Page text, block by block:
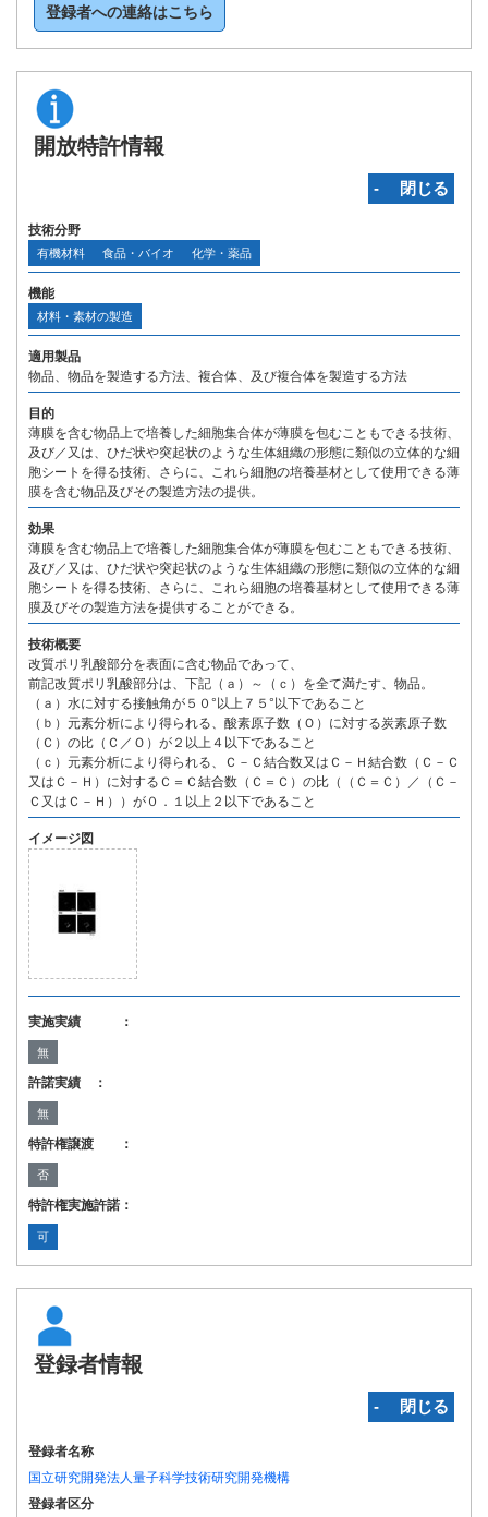
登録者への連絡はこちら
開放特許情報
‐ 閉じる
技術分野
有機材料 食品・バイオ 化学・薬品
機能
材料・素材の製造
適用製品
物品、物品を製造する方法、複合体、及び複合体を製造する方法
目的
薄膜を含む物品上で培養した細胞集合体が薄膜を包むこともできる技術、
及び／又は、ひだ状や突起状のような生体組織の形態に類似の立体的な細
胞シートを得る技術、さらに、これら細胞の培養基材として使用できる薄
膜を含む物品及びその製造方法の提供。
効果
薄膜を含む物品上で培養した細胞集合体が薄膜を包むこともできる技術、
及び／又は、ひだ状や突起状のような生体組織の形態に類似の立体的な細
胞シートを得る技術、さらに、これら細胞の培養基材として使用できる薄
膜及びその製造方法を提供することができる。
技術概要
改質ポリ乳酸部分を表面に含む物品であって、
前記改質ポリ乳酸部分は、下記（ａ）～（ｃ）を全て満たす、物品。
（ａ）水に対する接触角が５０°以上７５°以下であること
（ｂ）元素分析により得られる、酸素原子数（Ｏ）に対する炭素原子数
（Ｃ）の比（Ｃ／Ｏ）が２以上４以下であること
（ｃ）元素分析により得られる、Ｃ－Ｃ結合数又はＣ－Ｈ結合数（Ｃ－Ｃ
又はＣ－Ｈ）に対するＣ＝Ｃ結合数（Ｃ＝Ｃ）の比（（Ｃ＝Ｃ）／（Ｃ－
Ｃ又はＣ－Ｈ））が０．１以上２以下であること
イメージ図
実施実績 ：
無
許諾実績 ：
無
特許権譲渡 ：
否
特許権実施許諾：
可
登録者情報
‐ 閉じる
登録者名称
国立研究開発法人量子科学技術研究開発機構
登録者区分